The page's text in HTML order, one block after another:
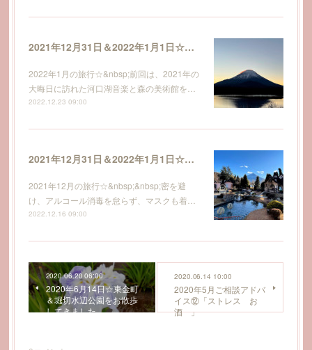
2021年12月31日＆2022年1月1日☆河口湖観光と精進湖で初富士・初日の出を拝み、初詣もしてきました～その２♪
2022年1月の旅行☆&nbsp;前回は、2021年の
大晦日に訪れた河口湖音楽と森の美術館を…
2022.12.23 09:00
2021年12月31日＆2022年1月1日☆河口湖観光と精進湖で初富士・初日の出を拝み、初詣もしてきました～その１♪
2021年12月の旅行☆&nbsp;&nbsp;密を避
け、アルコール消毒を怠らず、マスクも着…
2022.12.16 09:00
2020.06.20 06:00
2020年6月14日☆東金町
＆堀切水辺公園をお散歩
してきました
2020.06.14 10:00
2020年5月ご相談アドバ
イス⑫「ストレス お
酒 」